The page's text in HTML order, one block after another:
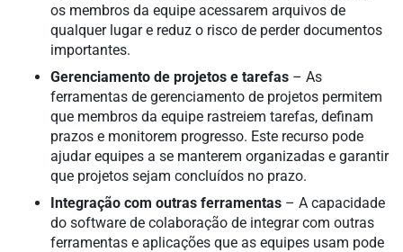
os membros da equipe acessarem arquivos de
qualquer lugar e reduz o risco de perder documentos
importantes.
Gerenciamento de projetos e tarefas – As
ferramentas de gerenciamento de projetos permitem
que membros da equipe rastreiem tarefas, definam
prazos e monitorem progresso. Este recurso pode
ajudar equipes a se manterem organizadas e garantir
que projetos sejam concluídos no prazo.
Integração com outras ferramentas – A capacidade
do software de colaboração de integrar com outras
ferramentas e aplicações que as equipes usam pode